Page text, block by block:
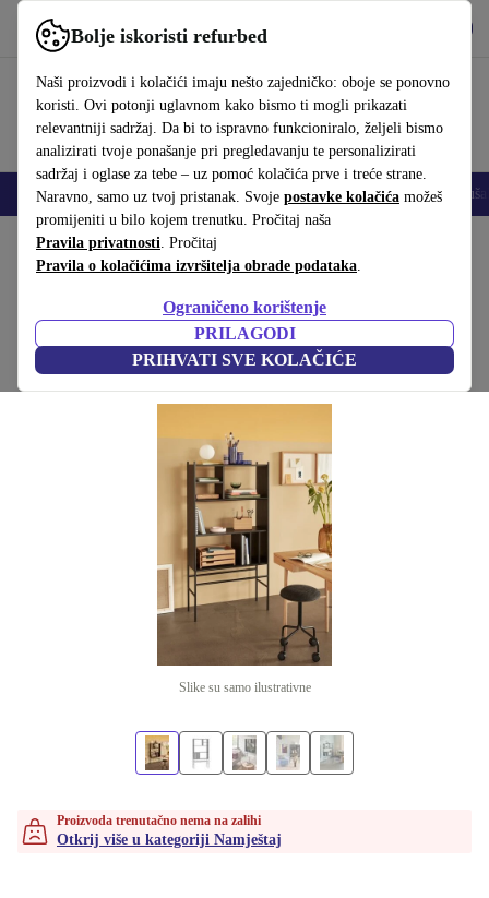
Bolje iskoristi refurbed
Naši proizvodi i kolačići imaju nešto zajedničko: oboje se ponovno
koristi. Ovi potonji uglavnom kako bismo ti mogli prikazati
relevantniji sadržaj. Da bi to ispravno funkcioniralo, željeli bismo
analizirati tvoje ponašanje pri pregledavanju te personalizirati
sadržaj i oglase za tebe – uz pomoć kolačića prve i treće strane.
Naravno, samo uz tvoj pristanak. Svoje postavke kolačića možeš
promijeniti u bilo kojem trenutku. Pročitaj naša
Pravila privatnosti. Pročitaj
Pravila o kolačićima izvršitelja obrade podataka.
Ograničeno korištenje
PRILAGODI
PRIHVATI SVE KOLAČIĆE
Koristi refurbed brzo i jednostavno
Mobiteli Prijenosna računala Tableti Pametni satovi Dodaci
Početna stranica Proizvodi Kućanstvo
Divide polica crn
Crna
(Prikupljanje recenzija)
Slike su samo ilustrativne
Proizvoda trenutačno nema na zalihi
Otkrij više u kategoriji Namještaj